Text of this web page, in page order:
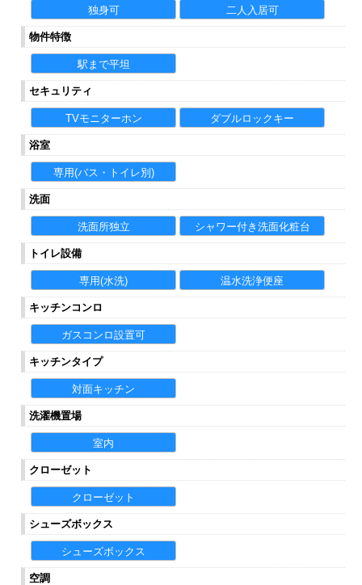
独身可 二人入居可
物件特徴
駅まで平坦
セキュリティ
TVモニターホン ダブルロックキー
浴室
専用(バス・トイレ別)
洗面
洗面所独立 シャワー付き洗面化粧台
トイレ設備
専用(水洗) 温水洗浄便座
キッチンコンロ
ガスコンロ設置可
キッチンタイプ
対面キッチン
洗濯機置場
室内
クローゼット
クローゼット
シューズボックス
シューズボックス
空調